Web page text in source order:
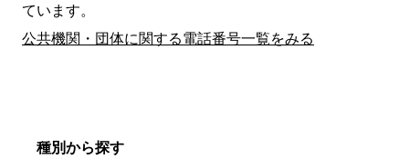
ています。
公共機関・団体に関する電話番号一覧をみる
種別から探す